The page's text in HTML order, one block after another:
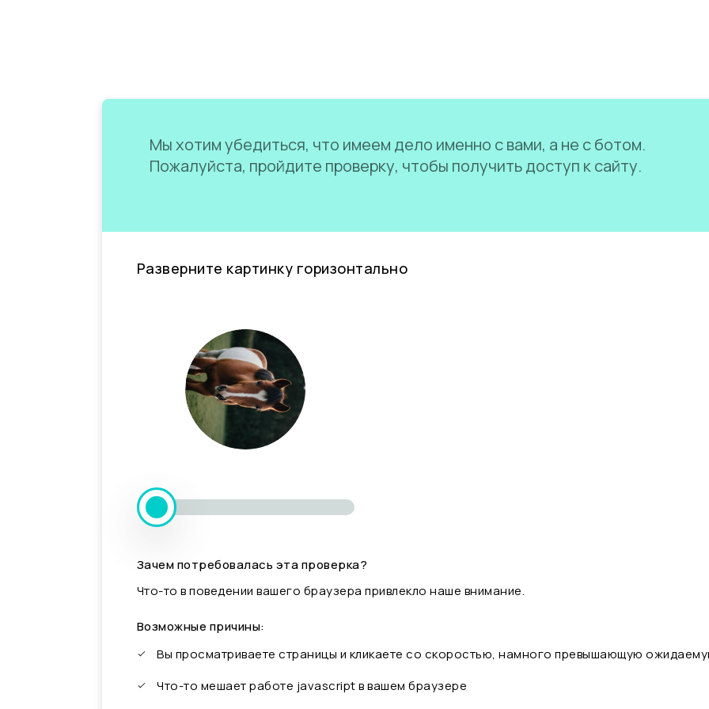
Мы хотим убедиться, что имеем дело именно с вами, а не с ботом.
Пожалуйста, пройдите проверку, чтобы получить доступ к сайту.
Разверните картинку горизонтально
Зачем потребовалась эта проверка?
Что-то в поведении вашего браузера привлекло наше внимание.
Возможные причины:
Вы просматриваете страницы и кликаете со скоростью, намного превышающую
Что-то мешает работе javascript в вашем браузере